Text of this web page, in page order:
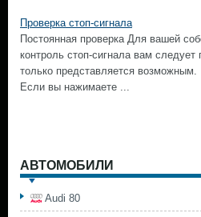
Проверка стоп-сигнала
Постоянная проверка Для вашей
контроль стоп-сигнала вам следует
только представляется
Если вы нажимаете ...
АВТОМОБИЛИ
Audi 80